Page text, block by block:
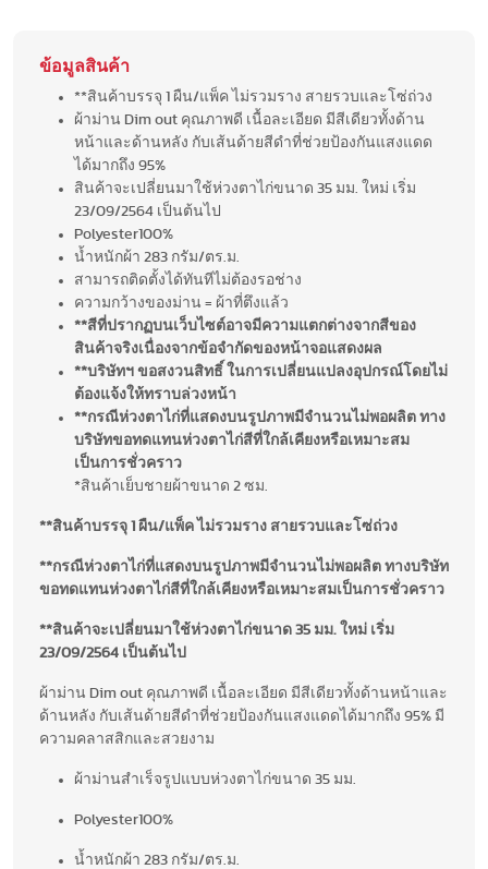
ข้อมูลสินค้า
**สินค้าบรรจุ 1 ผืน/แพ็ค ไม่รวมราง สายรวบและโซ่ถ่วง
ผ้าม่าน Dim out คุณภาพดี เนื้อละเอียด มีสีเดียวทั้งด้าน
หน้าและด้านหลัง กับเส้นด้ายสีดำที่ช่วยป้องกันแสงแดด
ได้มากถึง 95%
สินค้าจะเปลี่ยนมาใช้ห่วงตาไก่ขนาด 35 มม. ใหม่ เริ่ม
23/09/2564 เป็นต้นไป
Polyester100%
น้ำหนักผ้า 283 กรัม/ตร.ม.
สามารถติดตั้งได้ทันทีไม่ต้องรอช่าง
ความกว้างของม่าน = ผ้าที่ตึงแล้ว
**สีที่ปรากฏบนเว็บไซต์อาจมีความแตกต่างจากสีของ
สินค้าจริงเนื่องจากข้อจำกัดของหน้าจอแสดงผล
**บริษัทฯ ขอสงวนสิทธิ์ ในการเปลี่ยนแปลงอุปกรณ์โดยไม่
ต้องแจ้งให้ทราบล่วงหน้า
**กรณีห่วงตาไก่ที่แสดงบนรูปภาพมีจำนวนไม่พอผลิต ทาง
บริษัทขอทดแทนห่วงตาไก่สีที่ใกล้เคียงหรือเหมาะสม
เป็นการชั่วคราว
*สินค้าเย็บชายผ้าขนาด 2 ซม.
**สินค้าบรรจุ 1 ผืน/แพ็ค ไม่รวมราง สายรวบและโซ่ถ่วง
**กรณีห่วงตาไก่ที่แสดงบนรูปภาพมีจำนวนไม่พอผลิต ทางบริษัท
ขอทดแทนห่วงตาไก่สีที่ใกล้เคียงหรือเหมาะสมเป็นการชั่วคราว
**สินค้าจะเปลี่ยนมาใช้ห่วงตาไก่ขนาด 35 มม. ใหม่ เริ่ม
23/09/2564 เป็นต้นไป
ผ้าม่าน Dim out คุณภาพดี เนื้อละเอียด มีสีเดียวทั้งด้านหน้าและ
ด้านหลัง กับเส้นด้ายสีดำที่ช่วยป้องกันแสงแดดได้มากถึง 95% มี
ความคลาสสิกและสวยงาม
ผ้าม่านสำเร็จรูปแบบห่วงตาไก่ขนาด 35 มม.
Polyester100%
น้ำหนักผ้า 283 กรัม/ตร.ม.